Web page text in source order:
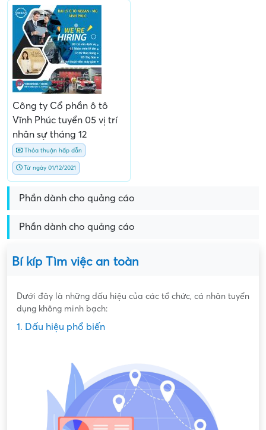
Công ty Cổ phần ô tô
Vĩnh Phúc tuyển 05 vị trí
nhân sự tháng 12
Thỏa thuận hấp dẫn
Từ ngày 01/12/2021
Phần dành cho quảng cáo
Phần dành cho quảng cáo
Bí kíp Tìm việc an toàn
Dưới đây là những dấu hiệu của các tổ chức, cá nhân tuyển
dụng không minh bạch:
1. Dấu hiệu phổ biến